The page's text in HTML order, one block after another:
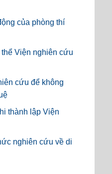
của phòng thí
Viện nghiên cứu
cứu để không
thành lập Viện
nghiên cứu về di